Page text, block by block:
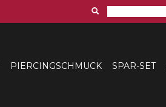
PIERCINGSCHMUCK SPAR-SET